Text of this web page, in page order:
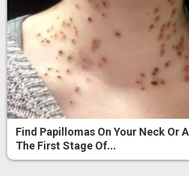
Find Papillomas On Your Neck Or
The First Stage Of...